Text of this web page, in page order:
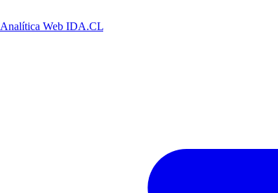
Analítica Web IDA.CL